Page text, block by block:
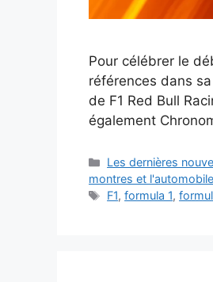
Pour célébrer le
références dans
de F1 Red Bull
également
Catégories
Les dernières
montres et l'automobile
Étiquettes
F1,formula 1,